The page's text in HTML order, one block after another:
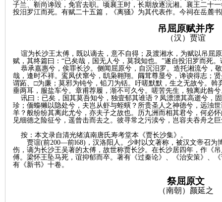
子兰、靳尚谗毁，免官去职。顷襄王时，长期放逐沅湘。襄王二十
投汨罗江而死。有赋二十五篇，《离骚》为其代表作。今祠在岳麓
吊屈原赋并序
（汉）贾谊
谊为长沙王太傅，既以谪去，意不自得；及渡湘水，为赋以吊屈
赋，其终篇曰： “已矣哉，国无人兮，莫我知也。”遂自投汨罗而死
恭承嘉惠兮，俟罪长沙。侧闻屈原兮，自沉汨罗。造托湘流兮，
哉，逢时不祥。鸾凤伏窜兮，鸱枭翱翔。阘茸尊显兮，谗谀得志；
谓跖、 □为廉；莫邪为钝兮，铅刀为铦。吁嗟默默，生之无故兮。
垂两耳，服盐车兮。章甫荐履，渐不可久兮。嗟苦先生，独离此咎
讯曰：已矣，国其莫吾知兮，独壹郁其谁语？凤漂漂其高逝兮，
珍；偭蟂獭以隐处兮，夫岂从虾与蛭螾？所贵圣人之神德兮，远浊
羊？般纷纷其离此尤兮，亦夫子之故也。历九洲而相其君兮，何必
见细德之险征兮，遥曾击而去之。彼寻常之污渎兮，岂容夫吞舟之
按：本文录自清光绪滇南唐氏寿考堂本《贾长沙集》。
贾谊(前200—前l68)，汉洛阳人。少时以文著称，被汉文帝召为
伤，谪为长沙王吴著的太傅，故世称贾长沙。在长沙居四年，作《
傅。梁怀王坠马死，谊抑郁而卒。著有《过秦论》、《治安策》、
有《新书》十卷。
祭屈原文
（南朝）颜延之